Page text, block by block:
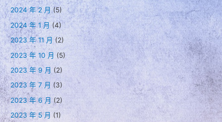
2024 年 2 月(5)
2024 年 1 月(4)
2023 年 11 月 (2)
2023 年 10 月 (5)
2023 年 9 月 (2)
2023 年 7 月 (3)
2023 年 6 月 (2)
2023 年 5 月 (1)